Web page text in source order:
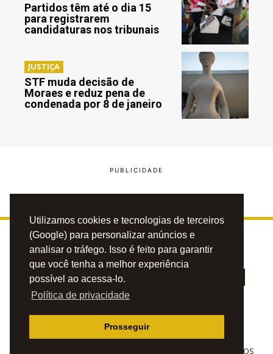
Utilizamos cookies e tecnologias de terceiros
(Google) para personalizar anúncios e
analisar o tráfego. Isso é feito para garantir
que você tenha a melhor experiência
possível ao acessa-lo.
Política de privacidade
Prosseguir
Partidos têm até o dia 15
para registrarem
candidaturas nos tribunais
JUSTIÇA
STF muda decisão de
Moraes e reduz pena de
condenada por 8 de janeiro
PRIVACIDADE CONTATO
© 2023 BLOG DO CAFÉZINHO. TODOS OS DIREITOS RESERVADOS